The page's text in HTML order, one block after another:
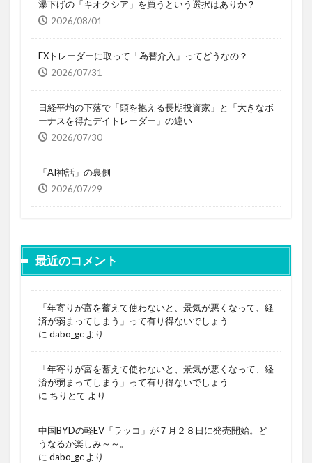
瀑下げの「キオクシア」を買うという選択はありか？
2026/08/01
FXトレーダーに取って「為替介入」ってどうなの？
2026/07/31
日経平均の下落で「頭を抱える長期投資家」と「大きなボ
ーナスを得たデイトレーダー」の違い
2026/07/30
「AI神話」の裏側
2026/07/29
最近のコメント
「年寄りが富を蓄えて使わないと、景気が悪くなって、経
済が弱まってしまう」って有り得ないでしょう
に dabo_gc より
「年寄りが富を蓄えて使わないと、景気が悪くなって、経
済が弱まってしまう」って有り得ないでしょう
に ちりとて より
中国BYDの軽EV「ラッコ」が７月２８日に発売開始。ど
うなるか楽しみ～～。
に dabo_gc より